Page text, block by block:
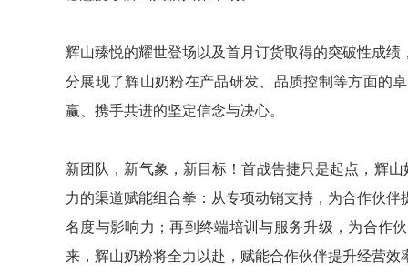
辉山臻悦的耀世登场以及首月订货取得的突破性成
分展现了辉山奶粉在产品研发、品质控制等方面的
赢、携手共进的坚定信念与决心。
新团队，新气象，新目标！首战告捷只是起点，辉
力的渠道赋能组合拳：从专项动销支持，为合作伙
名度与影响力；再到终端培训与服务升级，为合作
来，辉山奶粉将全力以赴，赋能合作伙伴提升经营